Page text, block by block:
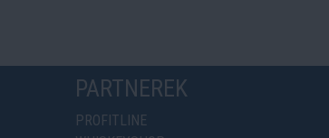
PARTNEREK
PROFITLINE